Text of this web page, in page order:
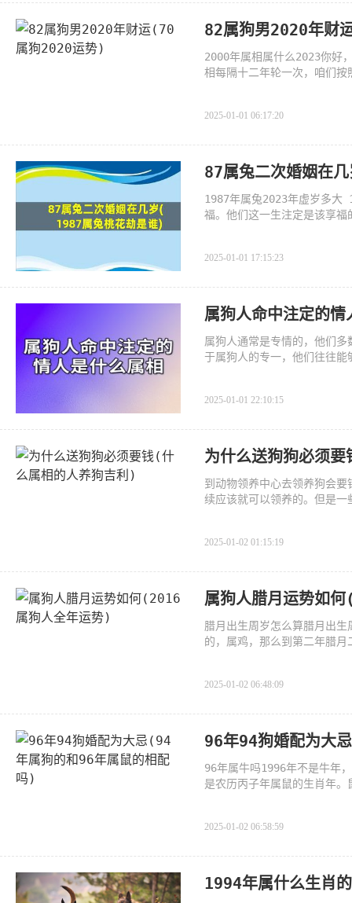
82属狗男2020年财
2000年属相属什么2023你好
相每隔十二年轮一次，咱们
2025-01-01 06:17:20
87属兔二次婚姻在
1987年属兔2023年虚岁多大
福。他们这一生注定是该享
2025-01-01 17:15:23
属狗人命中注定的
属狗人通常是专情的，他们
于属狗人的专一，他们往往
2025-01-01 22:10:15
为什么送狗狗必须
到动物领养中心去领养狗会
续应该就可以领养的。但是
2025-01-02 01:15:19
属狗人腊月运势如
腊月出生周岁怎么算腊月出
的，属鸡，那么到第二年腊
2025-01-02 06:48:09
96年94狗婚配为大
96年属牛吗1996年不是牛年
是农历丙子年属鼠的生肖年
2025-01-02 06:58:59
1994年属什么生肖